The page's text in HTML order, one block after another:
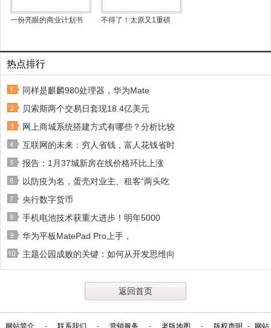
一份亮眼的商业计划书 不得了！太原又1重磅
热点排行
同样是麒麟980处理器，华为Mate
贝索斯两个交易日套现18.4亿美元
网上商城系统搭建方式有哪些？分析比较
互联网的未来：穷人省钱，富人花钱省时
报告：1月37城新房在线价格环比上涨
以防疫为名，蛋壳对业主、租客“两头吃
央行数字货币
手机电池技术获重大进步！明年5000
华为平板MatePad Pro上手，
主题公园成败的关键：如何从开发思维向
返回首页
网站简介 - 联系我们 - 营销服务 - 老版地图 - 版权声明 - 网站